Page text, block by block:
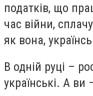
податків, що
час війни,
як вона,
В одній руці –
українські. А